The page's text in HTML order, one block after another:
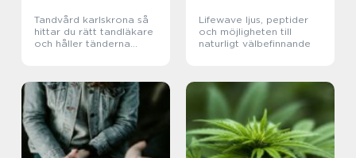
Tandvård karlskrona så
hittar du rätt tandläkare
och håller tänderna
Lifewave ljus, peptider
och möjligheten till
naturligt välbefinnande